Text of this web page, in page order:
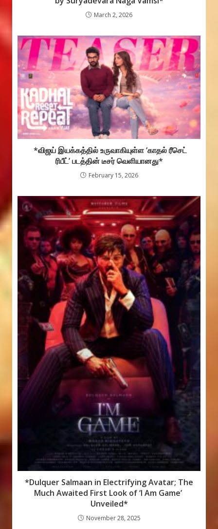
March 2, 2026
*விஜய் இயக்கத்தில் உருவாகியுள்ள ‘காதல் ரீசெட்
ரிபீட்’ படத்தின் டீசர் வெளியானது*
February 15, 2026
*Dulquer Salmaan in Electrifying Avatar; The
Much Awaited First Look of ‘I Am Game’
Unveiled*
November 28, 2025